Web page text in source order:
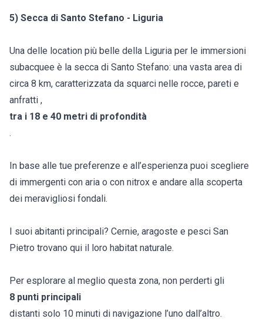
5) Secca di Santo Stefano - Liguria
Una delle location più belle della Liguria per le immersioni
subacquee è la secca di Santo Stefano: una vasta area di
circa 8 km, caratterizzata da squarci nelle rocce, pareti e
anfratti ,
tra i 18 e 40 metri di profondità
.
In base alle tue preferenze e all’esperienza puoi scegliere
di immergenti con aria o con nitrox e andare alla scoperta
dei meravigliosi fondali.
I suoi abitanti principali? Cernie, aragoste e pesci San
Pietro trovano qui il loro habitat naturale.
Per esplorare al meglio questa zona, non perderti gli
8 punti principali
distanti solo 10 minuti di navigazione l’uno dall’altro.